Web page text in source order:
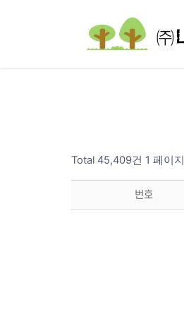
Total 45,409건 1 페이지
번호